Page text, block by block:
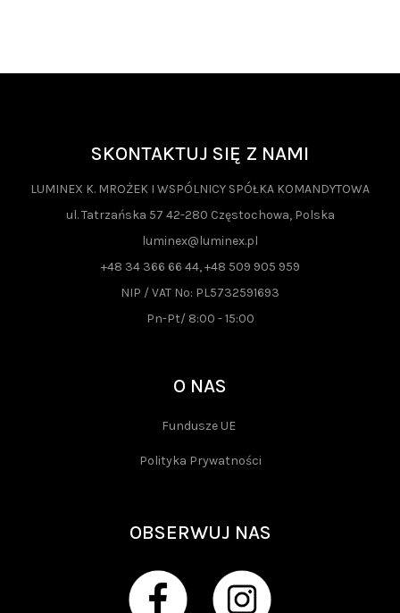
SKONTAKTUJ SIĘ Z NAMI
LUMINEX K. MROŻEK I WSPÓLNICY SPÓŁKA KOMANDYTOWA
ul. Tatrzańska 57 42-280 Częstochowa, Polska
luminex@luminex.pl
+48 34 366 66 44, +48 509 905 959
NIP / VAT No: PL5732591693
Pn-Pt/ 8:00 - 15:00
O NAS
Fundusze UE
Polityka Prywatności
OBSERWUJ NAS